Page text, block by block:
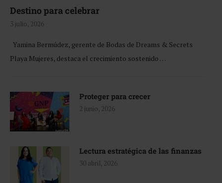
Destino para celebrar
3 julio, 2026
Yamina Bermúdez, gerente de Bodas de Dreams & Secrets
Playa Mujeres, destaca el crecimiento sostenido …
Proteger para crecer
2 junio, 2026
Lectura estratégica de las finanzas
30 abril, 2026